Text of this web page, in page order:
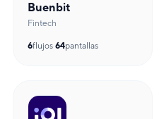
Buenbit
Fintech
6flujos·64pantallas